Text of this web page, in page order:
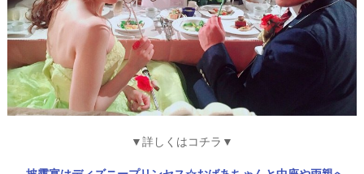
▼詳しくはコチラ▼